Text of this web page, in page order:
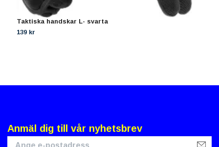
Taktiska handskar L- svarta
139 kr
Anmäl dig till vår nyhetsbrev